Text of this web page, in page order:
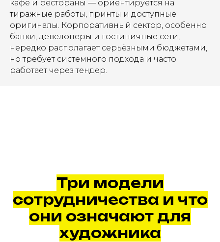
кафе и рестораны — ориентируется на
тиражные работы, принты и доступные
оригиналы. Корпоративный сектор, особенно
банки, девелоперы и гостиничные сети,
нередко располагает серьёзными бюджетами,
но требует системного подхода и часто
работает через тендер.
Три модели
сотрудничества и что
они означают для
художника